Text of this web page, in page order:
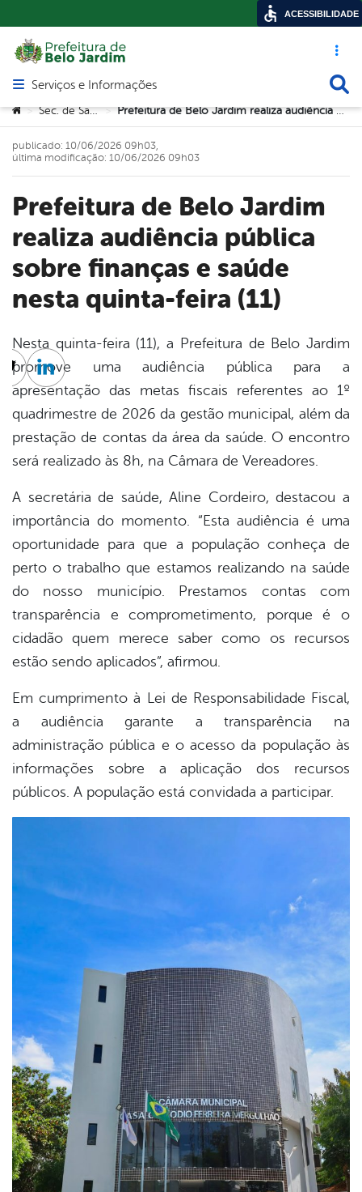
Acesso
Abrir menu principal de navegação
Serviços e Informações
Você está aqui:
> Sec. de Saúde > Prefeitura de Belo Jardim realiza audiência pública sobre finanças e saúde nesta quinta-feira (11)
Prefeitura de Belo Jardim
realiza audiência pública
sobre finanças e saúde
nesta quinta-feira (11)
publicado: 10/06/2026 09h03,
última modificação: 10/06/2026 09h03
Nesta quinta-feira (11), a Prefeitura de Belo Jardim
promove uma audiência pública para a
apresentação das metas fiscais referentes ao 1º
quadrimestre de 2026 da gestão municipal, além da
prestação de contas da área da saúde. O encontro
será realizado às 8h, na Câmara de Vereadores.
A secretária de saúde, Aline Cordeiro, destacou a
importância do momento. “Esta audiência é uma
oportunidade para que a população conheça de
perto o trabalho que estamos realizando na saúde
do nosso município. Prestamos contas com
transparência e comprometimento, porque é o
cidadão quem merece saber como os recursos
estão sendo aplicados”, afirmou.
Em cumprimento à Lei de Responsabilidade Fiscal,
a audiência garante a transparência na
administração pública e o acesso da população às
informações sobre a aplicação dos recursos
públicos. A população está convidada a participar.
Twitter
Linkedin
ACESSIBILIDADE